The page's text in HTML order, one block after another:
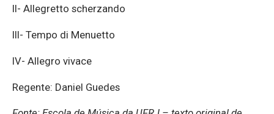
II- Al­le­gretto scher­zando
III- Tempo di Me­nu­etto
IV- Al­legro vi­vace
Re­gente: Da­niel Guedes